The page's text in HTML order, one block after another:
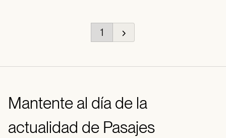
1
Mantente al día de la
actualidad de Pasajes